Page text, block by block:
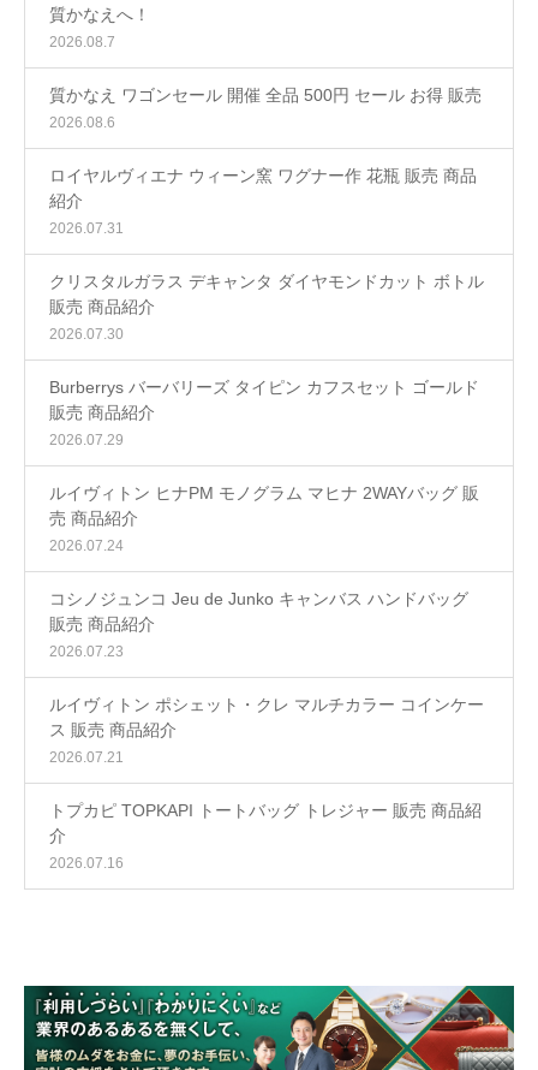
質かなえへ！
2026.08.7
質かなえ ワゴンセール 開催 全品 500円 セール お得 販売
2026.08.6
ロイヤルヴィエナ ウィーン窯 ワグナー作 花瓶 販売 商品
紹介
2026.07.31
クリスタルガラス デキャンタ ダイヤモンドカット ボトル
販売 商品紹介
2026.07.30
Burberrys バーバリーズ タイピン カフスセット ゴールド
販売 商品紹介
2026.07.29
ルイヴィトン ヒナPM モノグラム マヒナ 2WAYバッグ 販
売 商品紹介
2026.07.24
コシノジュンコ Jeu de Junko キャンバス ハンドバッグ
販売 商品紹介
2026.07.23
ルイヴィトン ポシェット・クレ マルチカラー コインケー
ス 販売 商品紹介
2026.07.21
トプカピ TOPKAPI トートバッグ トレジャー 販売 商品紹
介
2026.07.16